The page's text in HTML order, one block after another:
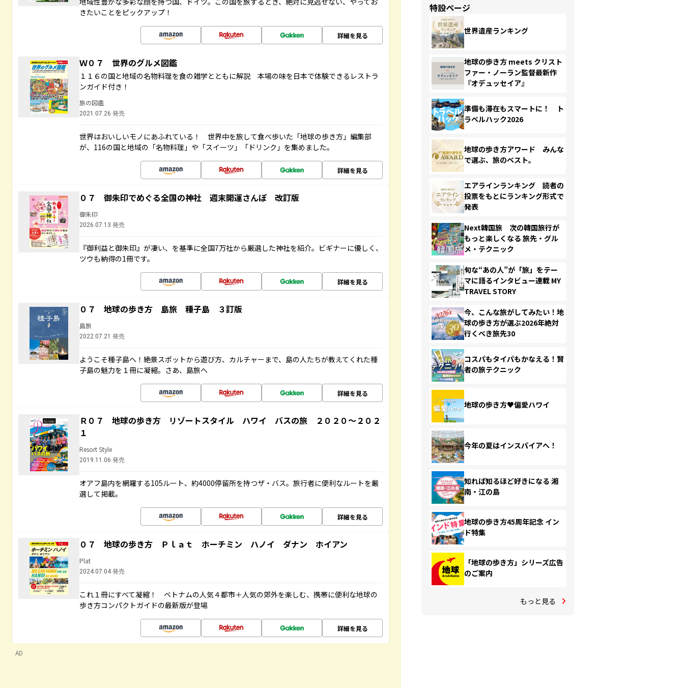
きたいことをピックアップ！
詳細を見る
Ｗ０７ 世界のグルメ図鑑
１１６の国と地域の名物料理を食の雑学とともに解説 本場の味を日本で体験できるレストラ
ンガイド付き！
旅の図鑑
2021.07.26 発売
世界はおいしいモノにあふれている！ 世界中を旅して食べ歩いた「地球の歩き方」編集部
が、116の国と地域の「名物料理」や「スイーツ」「ドリンク」を集めました。
詳細を見る
０７ 御朱印でめぐる全国の神社 週末開運さんぽ 改訂版
御朱印
2026.07.13 発売
『御利益と御朱印』が凄い、を基準に全国7万社から厳選した神社を紹介。ビギナーに優しく、
ツウも納得の1冊です。
詳細を見る
０７ 地球の歩き方 島旅 種子島 ３訂版
島旅
2022.07.21 発売
ようこそ種子島へ！絶景スポットから遊び方、カルチャーまで、島の人たちが教えてくれた種
子島の魅力を１冊に凝縮。さあ、島旅へ
詳細を見る
Ｒ０７ 地球の歩き方 リゾートスタイル ハワイ バスの旅 ２０２０～２０２
１
Resort Style
2019.11.06 発売
オアフ島内を網羅する105ルート、約4000停留所を持つザ・バス。旅行者に便利なルートを厳
選して掲載。
詳細を見る
０７ 地球の歩き方 Ｐｌａｔ ホーチミン ハノイ ダナン ホイアン
Plat
2024.07.04 発売
これ１冊にすべて凝縮！ ベトナムの人気４都市＋人気の郊外を楽しむ、携帯に便利な地球の
歩き方コンパクトガイドの最新版が登場
詳細を見る
AD
特設ページ
世界遺産ランキング
地球の歩き方 meets クリスト
ファー・ノーラン監督最新作
『オデュッセイア』
準備も滞在もスマートに！ ト
ラベルハック2026
地球の歩き方アワード みんな
で選ぶ、旅のベスト。
エアラインランキング 読者の
投票をもとにランキング形式で
発表
Next韓国旅 次の韓国旅行が
もっと楽しくなる 旅先・グル
メ・テクニック
旬な“あの人”が「旅」をテー
マに語るインタビュー連載 MY
TRAVEL STORY
今、こんな旅がしてみたい！地
球の歩き方が選ぶ2026年絶対
行くべき旅先30
コスパもタイパもかなえる！賢
者の旅テクニック
地球の歩き方♥偏愛ハワイ
今年の夏はインスパイアへ！
知れば知るほど好きになる 湘
南・江の島
地球の歩き方45周年記念 イン
ド特集
「地球の歩き方」シリーズ広告
のご案内
もっと見る